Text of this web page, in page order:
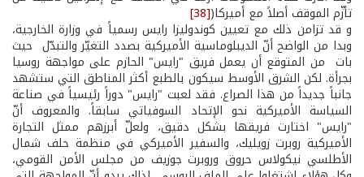
تأزّم الموقف أصلاً مع أميركا([38]
و قد تزامن ذلك مع تعيين كوندوليزا رايس رسمياً في وزارة الخارجية،
وبدا من الواضح أنّ الديبلوماسية الأميركية بصدد التغيّر والتبدّل حيث
بات من المتوقع أن يعمل فريق "رايس" الحازم على مواجهة روسيا
بجرأة. لكن الشرق الأوسط سيكون بالطبع أكثر المناطق التي ستشهد
جانباً جديداً من هذا الصراع. فقد لعبت "رايس" دوراً رئيسياً في صناعة
السياسة الأميركية نحو الإتحاد السوفياتي سابقاً. والمعروف أنّ
"رايس" اختارت فريقها بشكل دقيق، ولعلّ أبرزهم ممثل التجارة
الأميركية روبرت زويليك، والسفير الأميركي في منظمة حلف شمال
الأطلسي نيكولاس حروق وروبرت جوزيف من مجلس الأمن القومي،